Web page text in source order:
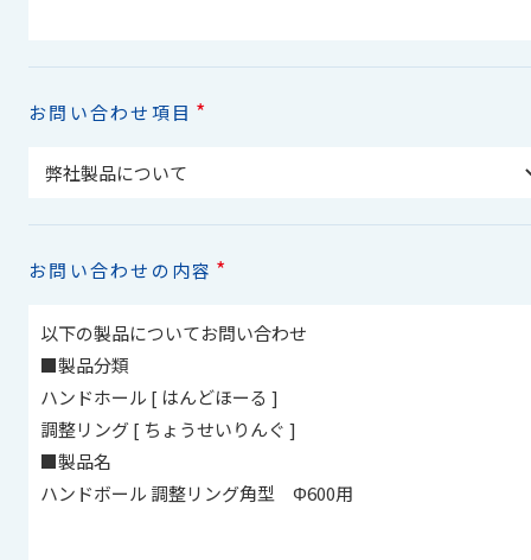
お問い合わせ項目 *
お問い合わせの内容 *